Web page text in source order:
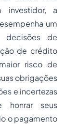
a
um
decisões de
de crédito
risco de
obrigações
e incertezas
seus
o pagamento